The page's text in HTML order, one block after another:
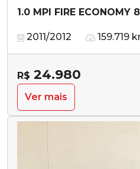
1.0 MPI FIRE ECONOMY
2011/2012 159.719
R$ 24.980
Ver mais